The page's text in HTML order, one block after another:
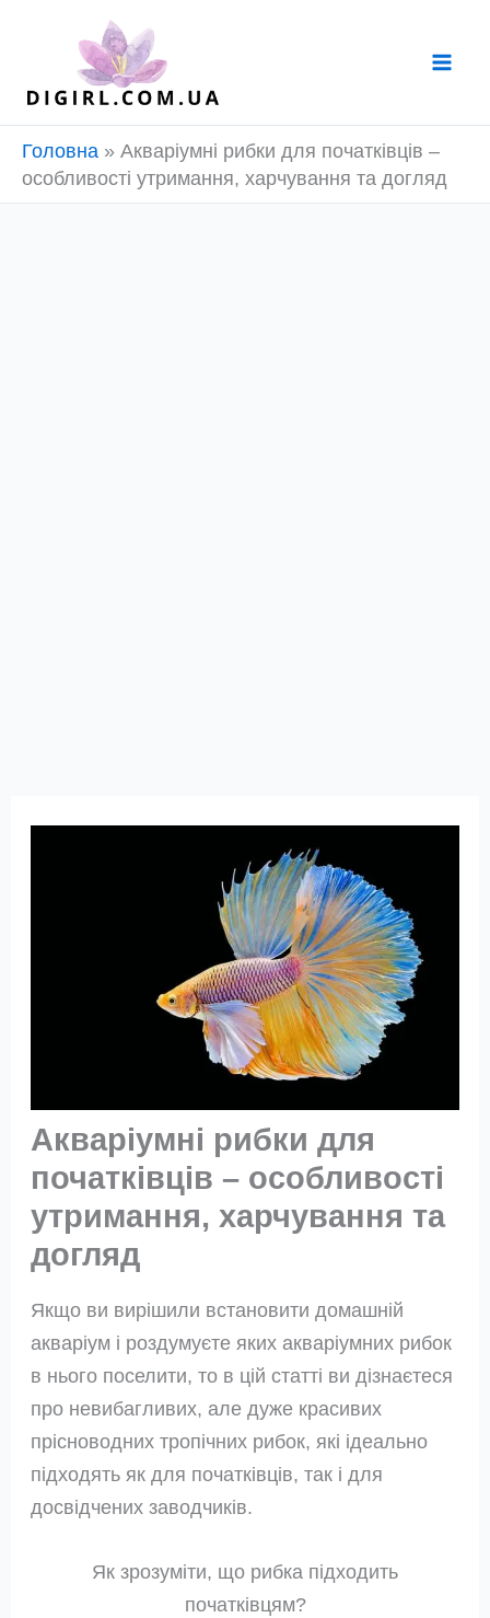
Головна » Акваріумні рибки для початківців –
особливості утримання, харчування та догляд
Акваріумні рибки для
початківців – особливості
утримання, харчування та
догляд
Якщо ви вирішили встановити домашній
акваріум і роздумуєте яких акваріумних рибок
в нього поселити, то в цій статті ви дізнаєтеся
про невибагливих, але дуже красивих
прісноводних тропічних рибок, які ідеально
підходять як для початківців, так і для
досвідчених заводчиків.
Як зрозуміти, що рибка підходить
початківцям?